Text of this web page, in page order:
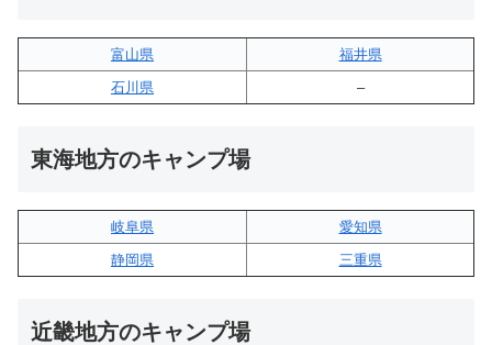
富山県
福井県
石川県
–
東海地方のキャンプ場
岐阜県
愛知県
静岡県
三重県
近畿地方のキャンプ場